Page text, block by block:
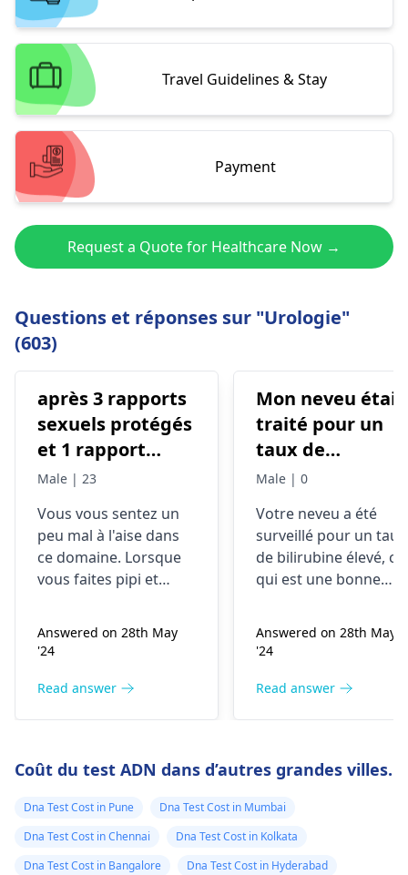
Travel Guidelines & Stay
Payment
Request a Quote for Healthcare Now →
Questions et réponses sur "Urologie"
(603)
après 3 rapports
sexuels protégés
et 1 rapport
sexuel non
d'abord
commencé à
avoir une
brûlure au bout
de mon pénis en
urinant. Cela a
prépuce s'est
resserré.
Male | 23
Vous vous sentez un
peu mal à l'aise dans
ce domaine. Lorsque
vous faites pipi et
sensation de brûlure,
cela peut être dû à une
infection urinaire
gonflement qui a
rendu la peau de votre
infections peuvent
parfois persister et
Answered on 28th May
'24
Read answer
Mon neveu était
traité pour un
taux de
bilirubine élevé
au cours duquel
des tests
sanguins/urines
ont été
MCU a suggéré
un PUV qui n'est
pas clairement
mentionné une
intervention
chirurgicale, un
autre urologue a
Male | 0
Votre neveu a été
surveillé pour un taux
de bilirubine élevé, ce
qui est une bonne
tête avec une UTI
positive et peut-être
symptômes
bloquer le flux
urinaire. Une
chirurgicale pourrait
être nécessaire, mais
Answered on 28th May
'24
Read answer
Coût du test ADN dans d’autres grandes villes.
Dna Test Cost in Pune
Dna Test Cost in Mumbai
Dna Test Cost in Chennai
Dna Test Cost in Kolkata
Dna Test Cost in Bangalore
Dna Test Cost in Hyderabad